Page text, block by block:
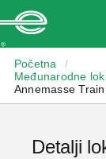
Početna
/
Međunarodne
Annemasse
Detalji